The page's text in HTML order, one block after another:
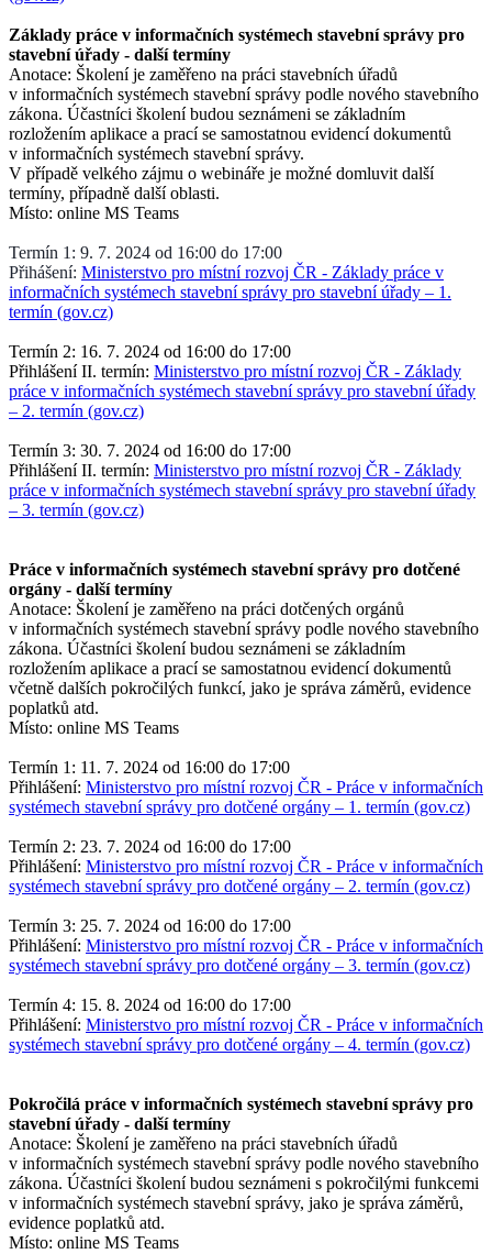
Základy práce v informačních systémech stavební správy pro
stavební úřady - další termíny
Anotace: Školení je zaměřeno na práci stavebních úřadů
v informačních systémech stavební správy podle nového stavebního
zákona. Účastníci školení budou seznámeni se základním
rozložením aplikace a prací se samostatnou evidencí dokumentů
v informačních systémech stavební správy.
V případě velkého zájmu o webináře je možné domluvit další
termíny, případně další oblasti.
Místo: online MS Teams
Termín 1: 9. 7. 2024 od 16:00 do 17:00
Přihášení: Ministerstvo pro místní rozvoj ČR - Základy práce v
informačních systémech stavební správy pro stavební úřady – 1.
termín (gov.cz)
Termín 2: 16. 7. 2024 od 16:00 do 17:00
Přihlášení II. termín: Ministerstvo pro místní rozvoj ČR - Základy
práce v informačních systémech stavební správy pro stavební úřady
– 2. termín (gov.cz)
Termín 3: 30. 7. 2024 od 16:00 do 17:00
Přihlášení II. termín: Ministerstvo pro místní rozvoj ČR - Základy
práce v informačních systémech stavební správy pro stavební úřady
– 3. termín (gov.cz)
Práce v informačních systémech stavební správy pro dotčené
orgány - další termíny
Anotace: Školení je zaměřeno na práci dotčených orgánů
v informačních systémech stavební správy podle nového stavebního
zákona. Účastníci školení budou seznámeni se základním
rozložením aplikace a prací se samostatnou evidencí dokumentů
včetně dalších pokročilých funkcí, jako je správa záměrů, evidence
poplatků atd.
Místo: online MS Teams
Termín 1: 11. 7. 2024 od 16:00 do 17:00
Přihlášení: Ministerstvo pro místní rozvoj ČR - Práce v informačních
systémech stavební správy pro dotčené orgány –⁠⁠⁠⁠⁠⁠ 1. termín (gov.cz)
Termín 2: 23. 7. 2024 od 16:00 do 17:00
Přihlášení: Ministerstvo pro místní rozvoj ČR - Práce v informačních
systémech stavební správy pro dotčené orgány –⁠⁠⁠⁠⁠⁠ 2. termín (gov.cz)
Termín 3: 25. 7. 2024 od 16:00 do 17:00
Přihlášení: Ministerstvo pro místní rozvoj ČR - Práce v informačních
systémech stavební správy pro dotčené orgány –⁠⁠⁠⁠⁠⁠ 3. termín (gov.cz)
Termín 4: 15. 8. 2024 od 16:00 do 17:00
Přihlášení: Ministerstvo pro místní rozvoj ČR - Práce v informačních
systémech stavební správy pro dotčené orgány –⁠⁠⁠⁠⁠⁠ 4. termín (gov.cz)
Pokročilá práce v informačních systémech stavební správy pro
stavební úřady - další termíny
Anotace: Školení je zaměřeno na práci stavebních úřadů
v informačních systémech stavební správy podle nového stavebního
zákona. Účastníci školení budou seznámeni s pokročilými funkcemi
v informačních systémech stavební správy, jako je správa záměrů,
evidence poplatků atd.
Místo: online MS Teams